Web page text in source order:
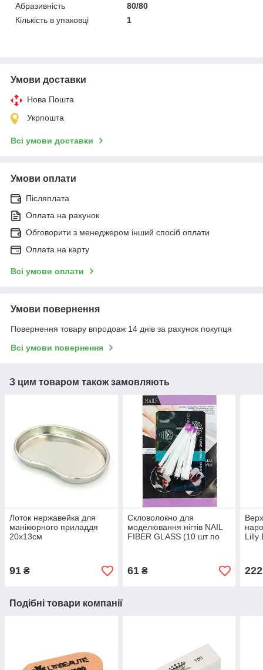
Абразивність
80/80
Кількість в упаковці
1
Умови доставки
Нова Пошта
Укрпошта
Всі умови доставки
Умови оплати
Післяплата
Оплата на рахунок
Обговорити з менеджером інший спосіб оплати
Оплата на карту
Всі умови оплати
Умови повернення
Повернення товару впродовж 14 днів за рахунок покупця
Всі умови повернення
З цим товаром також замовляють
Лоток нержавейка для
манікюрного приладдя
20x13см
91 ₴
Скловолокно для
моделювання нігтів NAIL
FIBER GLASS (10 шт по
61₴
Lilly
222
Подібні товари компанії